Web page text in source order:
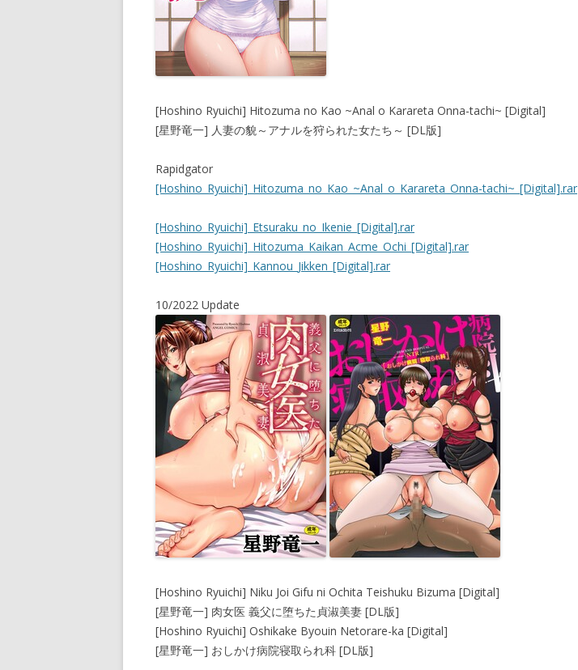
[Hoshino Ryuichi] Hitozuma no Kao ~Anal o Karareta Onna-tachi~ [Digital]
[星野竜一] 人妻の貌～アナルを狩られた女たち～ [DL版]
Rapidgator
[Hoshino_Ryuichi]_Hitozuma_no_Kao_~Anal_o_Karareta_Onna-tachi~_[Digital].rar
[Hoshino_Ryuichi]_Etsuraku_no_Ikenie_[Digital].rar
[Hoshino_Ryuichi]_Hitozuma_Kaikan_Acme_Ochi_[Digital].rar
[Hoshino_Ryuichi]_Kannou_Jikken_[Digital].rar
10/2022 Update
[Hoshino Ryuichi] Niku Joi Gifu ni Ochita Teishuku Bizuma [Digital]
[星野竜一] 肉女医 義父に堕ちた貞淑美妻 [DL版]
[Hoshino Ryuichi] Oshikake Byouin Netorare-ka [Digital]
[星野竜一] おしかけ病院寝取られ科 [DL版]